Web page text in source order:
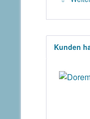
Kunden